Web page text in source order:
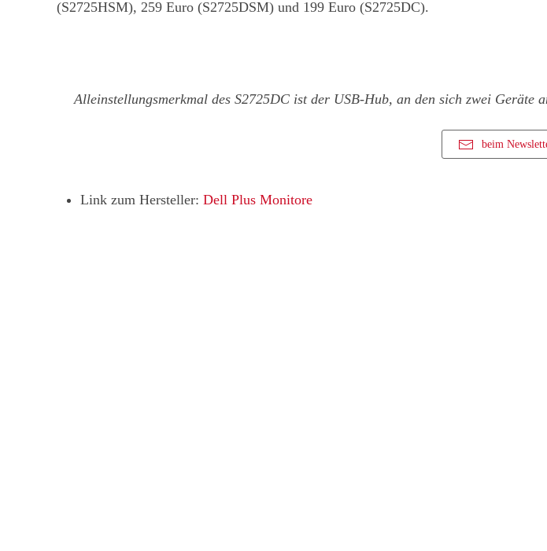
(S2725HSM), 259 Euro (S2725DSM) und 199 Euro (S2725DC).
Alleinstellungsmerkmal des S2725DC ist der USB-Hub, an den sich zwei Geräte
beim
Link zum Hersteller: Dell Plus Monitore